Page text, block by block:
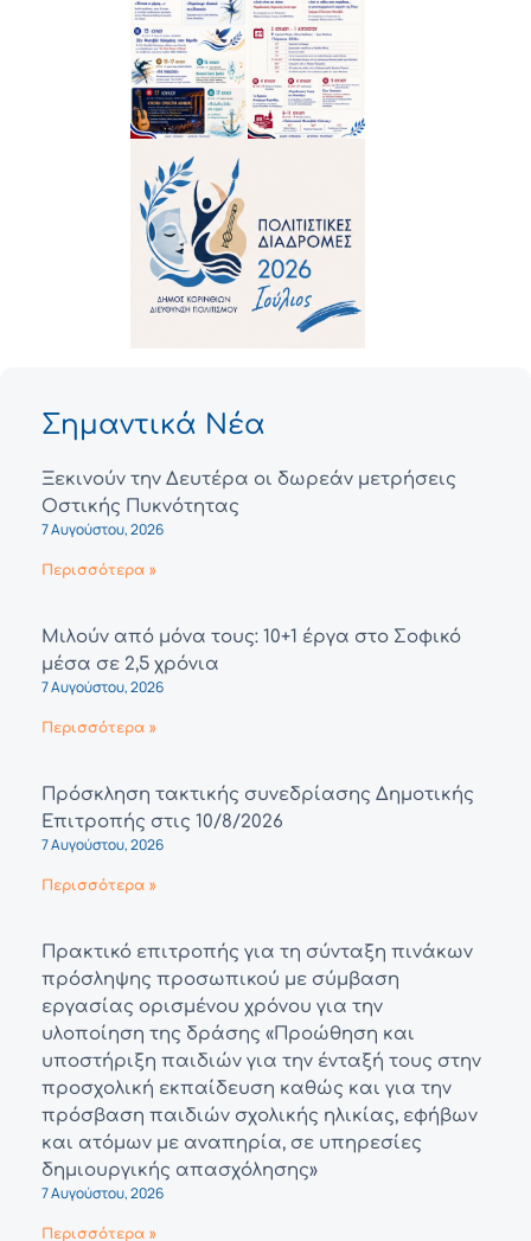
Σημαντικά Νέα
Ξεκινούν την Δευτέρα οι δωρεάν μετρήσεις
Οστικής Πυκνότητας
7 Αυγούστου, 2026
Περισσότερα »
Μιλούν από μόνα τους: 10+1 έργα στο Σοφικό
μέσα σε 2,5 χρόνια
7 Αυγούστου, 2026
Περισσότερα »
Πρόσκληση τακτικής συνεδρίασης Δημοτικής
Επιτροπής στις 10/8/2026
7 Αυγούστου, 2026
Περισσότερα »
Πρακτικό επιτροπής για τη σύνταξη πινάκων
πρόσληψης προσωπικού με σύμβαση
εργασίας ορισμένου χρόνου για την
υλοποίηση της δράσης «Προώθηση και
υποστήριξη παιδιών για την ένταξή τους στην
προσχολική εκπαίδευση καθώς και για την
πρόσβαση παιδιών σχολικής ηλικίας, εφήβων
και ατόμων με αναπηρία, σε υπηρεσίες
δημιουργικής απασχόλησης»
7 Αυγούστου, 2026
Περισσότερα »